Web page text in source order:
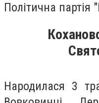
Політична партія
Народилася 3